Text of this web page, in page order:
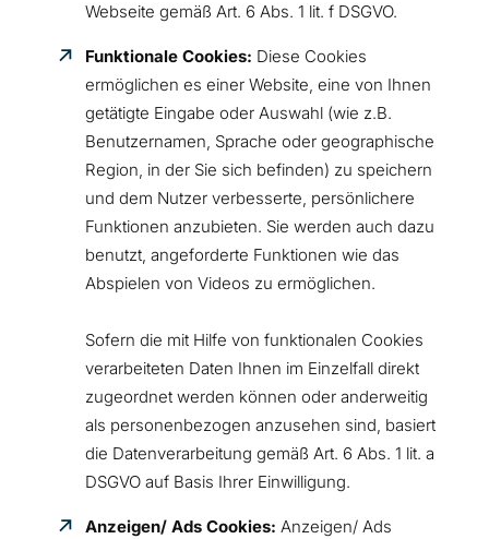
Webseite gemäß Art. 6 Abs. 1 lit. f DSGVO.
Funktionale Cookies: Diese Cookies
ermöglichen es einer Website, eine von Ihnen
getätigte Eingabe oder Auswahl (wie z.B.
Benutzernamen, Sprache oder geographische
Region, in der Sie sich befinden) zu speichern
und dem Nutzer verbesserte, persönlichere
Funktionen anzubieten. Sie werden auch dazu
benutzt, angeforderte Funktionen wie das
Abspielen von Videos zu ermöglichen.
Sofern die mit Hilfe von funktionalen Cookies
verarbeiteten Daten Ihnen im Einzelfall direkt
zugeordnet werden können oder anderweitig
als personenbezogen anzusehen sind, basiert
die Datenverarbeitung gemäß Art. 6 Abs. 1 lit. a
DSGVO auf Basis Ihrer Einwilligung.
Anzeigen/ Ads Cookies:Anzeigen/ Ads